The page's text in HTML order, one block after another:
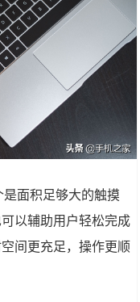
面积足够大的触摸
以辅助用户轻松完成
间更充足，操作更顺